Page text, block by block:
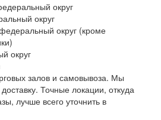
округ
округ
округ (кроме
округ
залов и самовывоза. Мы
Точные локации, откуда
лучше всего уточнить в